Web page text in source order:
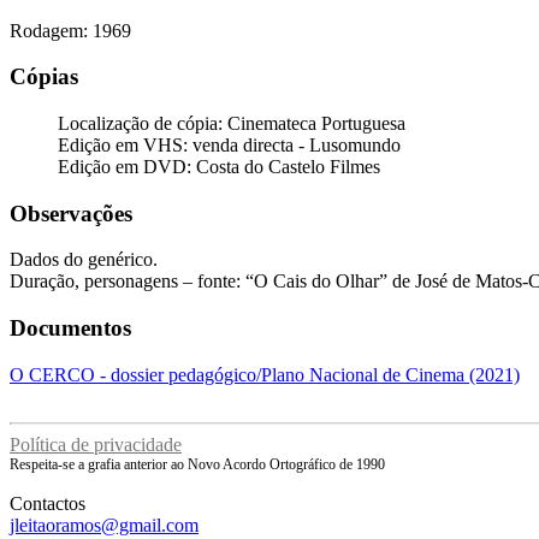
Rodagem: 1969
Cópias
Localização de cópia: Cinemateca Portuguesa
Edição em VHS: venda directa - Lusomundo
Edição em DVD: Costa do Castelo Filmes
Observações
Dados do genérico.
Duração, personagens – fonte: “O Cais do Olhar” de José de Matos-
Documentos
O CERCO - dossier pedagógico/Plano Nacional de Cinema (2021)
Política de privacidade
Respeita-se a grafia anterior ao Novo Acordo Ortográfico de 1990
Contactos
jleitaoramos@gmail.com